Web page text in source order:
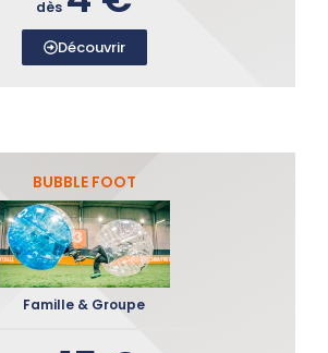
dès
Découvrir
BUBBLE FOOT
Famille & Groupe